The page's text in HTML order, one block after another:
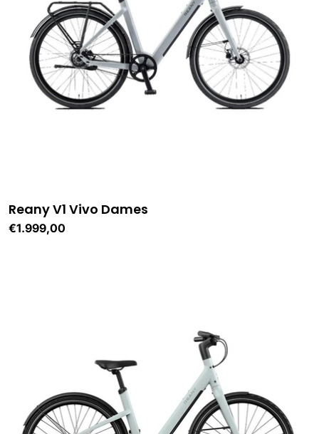
Reany V1 Vivo Dames
Normale
€1.999,00